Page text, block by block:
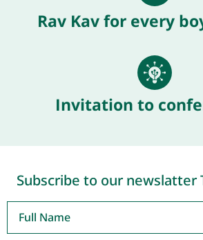
Rav Kav for every
Invitation to
Subscribe to our newslatter